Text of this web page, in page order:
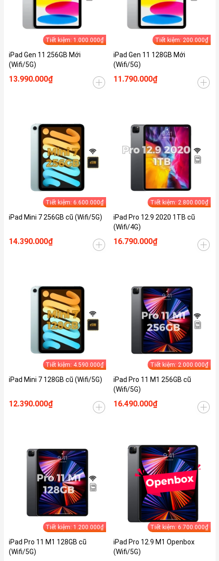
Tiết kiệm: 1.000.000₫
iPad Gen 11 256GB Mới
(Wifi/5G)
13.990.000₫
Tiết kiệm: 200.000₫
iPad Gen 11 128GB Mới
(Wifi/5G)
11.790.000₫
Tiết kiệm: 6.600.000₫
iPad Mini 7 256GB cũ (Wifi/5G)
14.390.000₫
Tiết kiệm: 2.800.000₫
iPad Pro 12.9 2020 1TB cũ
(Wifi/4G)
16.790.000₫
Tiết kiệm: 4.590.000₫
iPad Mini 7 128GB cũ (Wifi/5G)
12.390.000₫
Tiết kiệm: 2.000.000₫
iPad Pro 11 M1 256GB cũ
(Wifi/5G)
16.490.000₫
Tiết kiệm: 1.200.000₫
iPad Pro 11 M1 128GB cũ
(Wifi/5G)
Tiết kiệm: 6.700.000₫
iPad Pro 12.9 M1 Openbox
(Wifi/5G)